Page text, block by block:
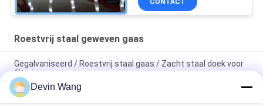
Vogelscherm
Roestvrij staal geweven gaas
Gegalvaniseerd / Roestvrij staal gaas / Zacht staal doek voor
filtering
Hoogwaardig metalen gaas Filter van roestvrij staal Filter van
roestvrij staal Draadgaas voor Filtergaas Waterfilter
Devin Wang